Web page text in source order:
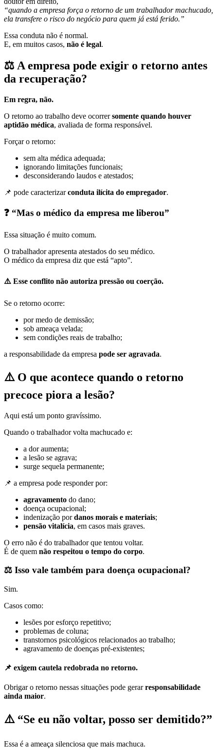
“quando a empresa força o retorno de um trabalhador machucado,
ela transfere o risco do negócio para quem já está ferido.”
Essa conduta não é normal.
E, em muitos casos, não é legal.
⚖️ A empresa pode exigir o retorno antes
da recuperação?
Em regra, não.
O retorno ao trabalho deve ocorrersomente quando houver
aptidão médica, avaliada de forma responsável.
Forçar o retorno:
sem alta médica adequada;
ignorando limitações funcionais;
desconsiderando laudos e atestados;
📌 pode caracterizarconduta ilícita do empregador.
❓ “Mas o médico da empresa me liberou”
Essa situação é muito comum.
O trabalhador apresenta atestados do seu médico.
O médico da empresa diz que está “apto”.
⚠️ Esse conflito não autoriza pressão ou coerção.
Se o retorno ocorre:
por medo de demissão;
sob ameaça velada;
sem condições reais de trabalho;
a responsabilidade da empresa pode ser agravada.
⚠️ O que acontece quando o retorno
precoce piora a lesão?
Aqui está um ponto gravíssimo.
Quando o trabalhador volta machucado e:
a dor aumenta;
a lesão se agrava;
surge sequela permanente;
📌 a empresa pode responder por:
agravamento do dano;
doença ocupacional;
indenização pordanos morais e materiais;
pensão vitalícia, em casos mais graves.
O erro não é do trabalhador que tentou voltar.
É de quem não respeitou o tempo do corpo.
⚖️ Isso vale também para doença ocupacional?
Sim.
Casos como:
lesões por esforço repetitivo;
problemas de coluna;
transtornos psicológicos relacionados ao trabalho;
agravamento de doenças pré-existentes;
📌 exigem cautela redobrada no retorno.
Obrigar o retorno nessas situações pode gerarresponsabilidade
ainda maior.
⚠️ “Se eu não voltar, posso ser demitido?”
Essa é a ameaça silenciosa que mais machuca.